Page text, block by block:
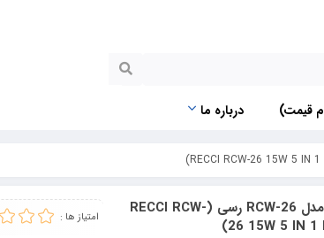
قیمت) درباره ما
پایه نگهدارنده و شارژر بی سیم گوشی موبایل مدل RCW-26 رسی (RECCI RCW-
26 15W 5 IN 1
امتیاز ها :